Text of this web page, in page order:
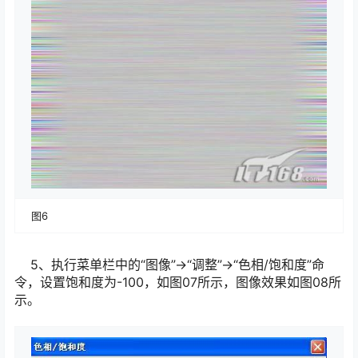
图6
5、执行菜单栏中的“图像”→“调整”→“色相/饱和度”命
令，设置饱和度为-100，如图07所示，图像效果如图08所
示。